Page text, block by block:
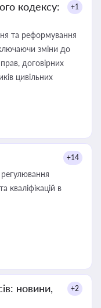
кодексу:
+1
та реформування
зміни до
договірних
цивільних
+14
кваліфікацій в
новини,
+2